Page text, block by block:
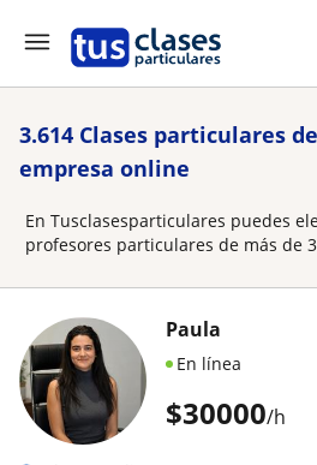
3.614 Clases particulares
empresa online
En Tusclasesparticulares puedes
profesores particulares de más de
$30000/h
Paula
En línea